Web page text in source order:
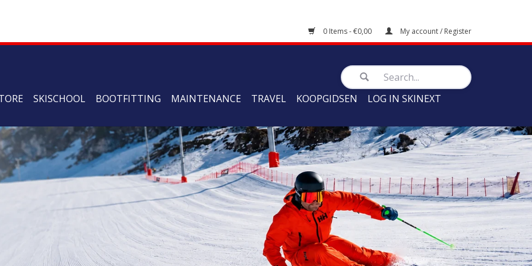
0 Items - €0,00 My account / Register
SKISCHOOL BOOTFITTING MAINTENANCE TRAVEL KOOPGIDSEN LOG IN SKINEXT